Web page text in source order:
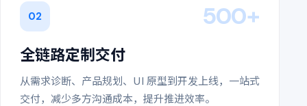
02 500+
全链路定制交付
从需求诊断、产品规划、UI 原型到开发上线，一站式
交付，减少多方沟通成本，提升推进效率。